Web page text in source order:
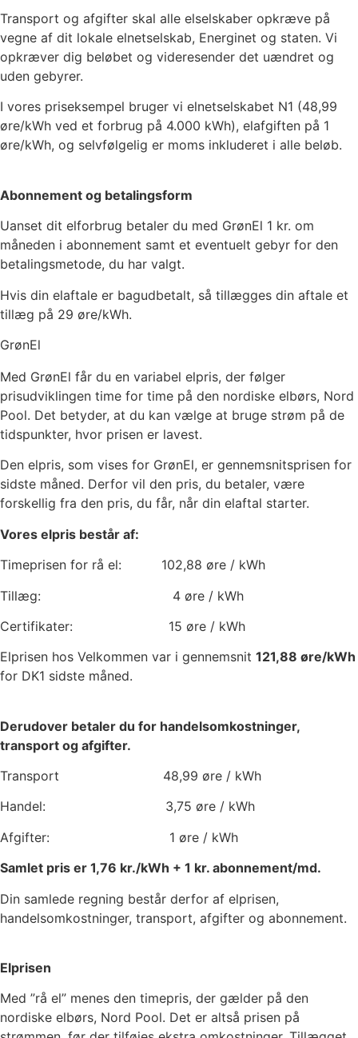
Transport og afgifter skal alle elselskaber opkræve på
vegne af dit lokale elnetselskab, Energinet og staten. Vi
opkræver dig beløbet og videresender det uændret og
uden gebyrer.
I vores priseksempel bruger vi elnetselskabet N1 (48,99
øre/kWh ved et forbrug på 4.000 kWh), elafgiften på 1
øre/kWh, og selvfølgelig er moms inkluderet i alle beløb.
Abonnement og betalingsform
Uanset dit elforbrug betaler du med GrønEl 1 kr. om
måneden i abonnement samt et eventuelt gebyr for den
betalingsmetode, du har valgt.
Hvis din elaftale er bagudbetalt, så tillægges din aftale et
tillæg på 29 øre/kWh.
GrønEl
Med GrønEl får du en variabel elpris, der følger
prisudviklingen time for time på den nordiske elbørs, Nord
Pool. Det betyder, at du kan vælge at bruge strøm på de
tidspunkter, hvor prisen er lavest.
Den elpris, som vises for GrønEl, er gennemsnitsprisen for
sidste måned. Derfor vil den pris, du betaler, være
forskellig fra den pris, du får, når din elaftal starter.
Vores elpris består af:
Timeprisen for rå el: 102,88 øre / kWh
Tillæg: 4 øre / kWh
Certifikater: 15 øre / kWh
Elprisen hos Velkommen var i gennemsnit 121,88 øre/kWh
for DK1 sidste måned.
Derudover betaler du for handelsomkostninger,
transport og afgifter.
Transport 48,99 øre / kWh
Handel: 3,75 øre / kWh
Afgifter: 1 øre / kWh
Samlet pris er 1,76 kr./kWh + 1 kr. abonnement/md.
Din samlede regning består derfor af elprisen,
handelsomkostninger, transport, afgifter og abonnement.
Elprisen
Med ”rå el” menes den timepris, der gælder på den
nordiske elbørs, Nord Pool. Det er altså prisen på